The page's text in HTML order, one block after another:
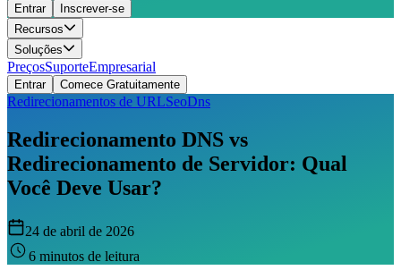
Entrar
Inscrever-se
Recursos
Soluções
PreçosSuporteEmpresarial
Entrar Comece Gratuitamente
Redirecionamentos de URLSeoDns
Redirecionamento DNS vs
Redirecionamento de Servidor: Qual
Você Deve Usar?
24 de abril de 2026
6 minutos de leitura